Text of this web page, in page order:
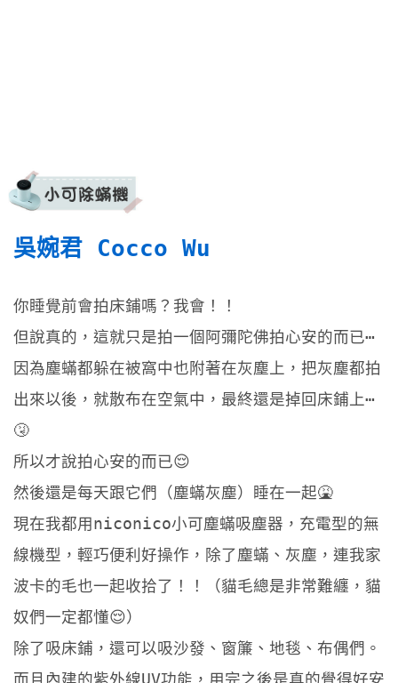
吳婉君 Cocco Wu
你睡覺前會拍床鋪嗎？我會！！
但說真的，這就只是拍一個阿彌陀佛拍心安的而已⋯
因為塵蟎都躲在被窩中也附著在灰塵上，把灰塵都拍
出來以後，就散布在空氣中，最終還是掉回床鋪上⋯
🤧
所以才說拍心安的而已😌
然後還是每天跟它們（塵蟎灰塵）睡在一起🤮
現在我都用niconico小可塵蟎吸塵器，充電型的無
線機型，輕巧便利好操作，除了塵蟎、灰塵，連我家
波卡的毛也一起收拾了！！（貓毛總是非常難纏，貓
奴們一定都懂😌）
除了吸床鋪，還可以吸沙發、窗簾、地毯、布偶們。
而且內建的紫外線UV功能，用完之後是真的覺得好安